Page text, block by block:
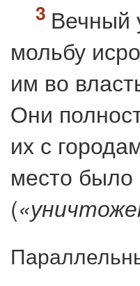
Вечный
мольбу
им во
Они
их с
место
(